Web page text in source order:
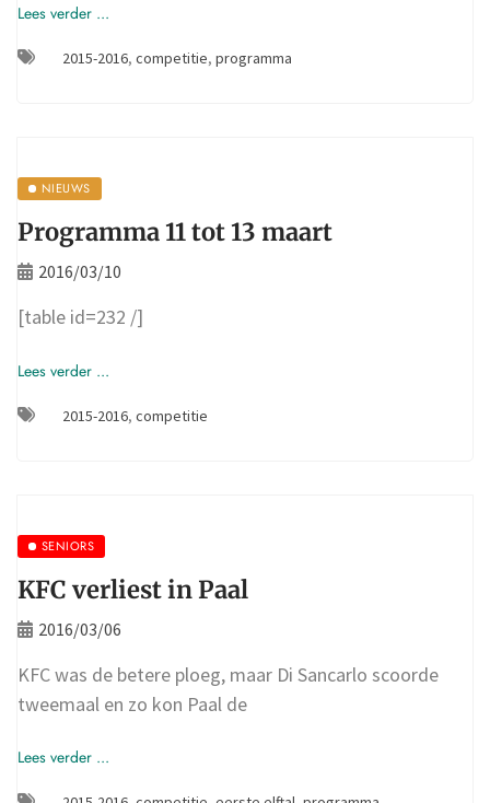
Lees verder ...
2015-2016, competitie, programma
NIEUWS
Programma 11 tot 13 maart
2016/03/10
[table id=232 /]
Lees verder ...
2015-2016, competitie
SENIORS
KFC verliest in Paal
2016/03/06
KFC was de betere ploeg, maar Di Sancarlo scoorde
tweemaal en zo kon Paal de
Lees verder ...